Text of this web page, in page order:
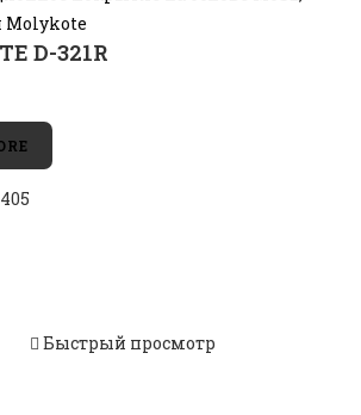
Molykote
D-321R
Быстрый просмотр